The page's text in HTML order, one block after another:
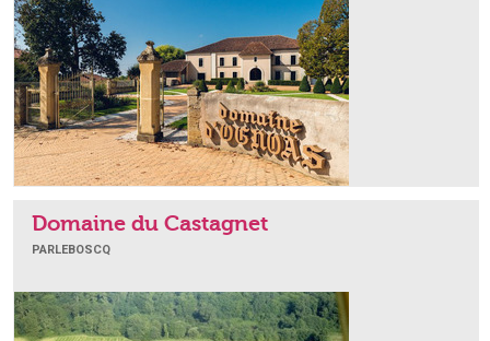
Domaine du Castagnet
PARLEBOSCQ